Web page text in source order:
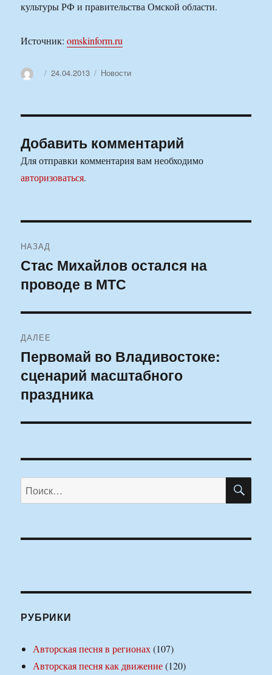
культуры РФ и правительства Омской области.
Источник:omskinform.ru
АвторОпубликовано
24.04.2013 Рубрики
Новости
Добавить комментарий
Для отправки комментария вам необходимо
авторизоваться.
по
записям
НАЗАД
Предыдущая
запись:
Стас Михайлов остался на
проводе в МТС
ДАЛЕЕ
Следующая
запись:
Первомай во Владивостоке:
сценарий масштабного
праздника
Искать:
РУБРИКИ
Авторская песня в регионах(107)
Авторская песня как движение(120)